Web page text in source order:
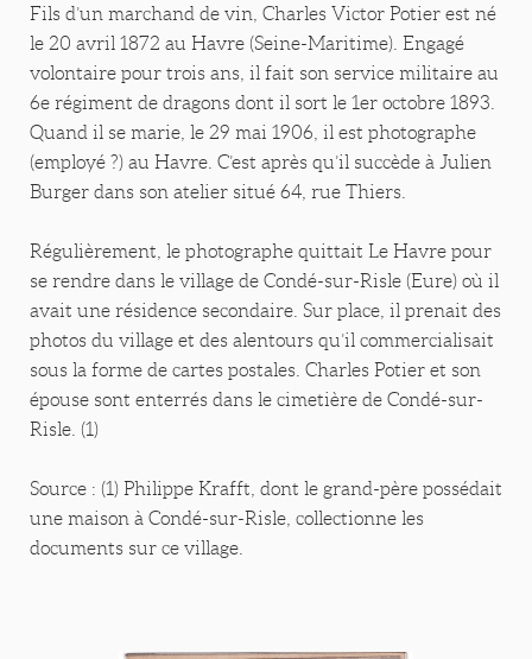
Fils d’un marchand de vin, Charles Victor Potier est né
le 20 avril 1872 au Havre (Seine-Maritime). Engagé
volontaire pour trois ans, il fait son service militaire au
6e régiment de dragons dont il sort le 1er octobre 1893.
Quand il se marie, le 29 mai 1906, il est photographe
(employé ?) au Havre. C’est après qu’il succède à Julien
Burger dans son atelier situé 64, rue Thiers.
Régulièrement, le photographe quittait Le Havre pour
se rendre dans le village de Condé-sur-Risle (Eure) où il
avait une résidence secondaire. Sur place, il prenait des
photos du village et des alentours qu’il commercialisait
sous la forme de cartes postales. Charles Potier et son
épouse sont enterrés dans le cimetière de Condé-sur-
Risle. (1)
Source : (1) Philippe Krafft, dont le grand-père possédait
une maison à Condé-sur-Risle, collectionne les
documents sur ce village.